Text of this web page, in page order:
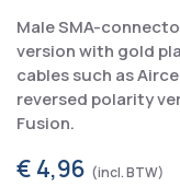
Male SMA-
version with gold
cables such as
reversed polarity
Fusion.
€ 4,96